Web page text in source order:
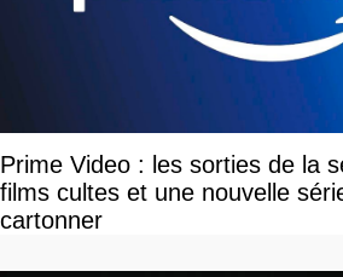
Prime Video : les sorties de la
films cultes et une nouvelle
cartonner